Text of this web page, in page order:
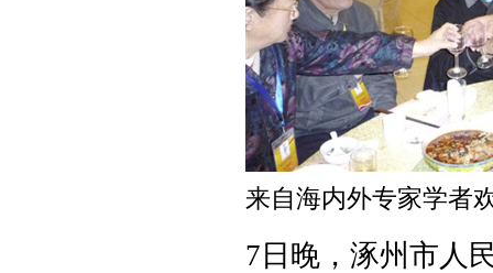
来自海内外专家学者
7日晚，涿州市人